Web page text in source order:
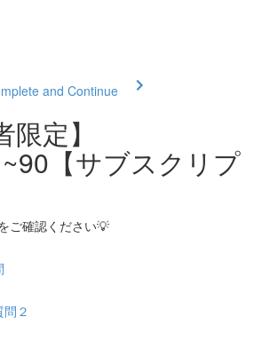
and Continue
限定】
【サブスクリプ
ご確認ください💡
２